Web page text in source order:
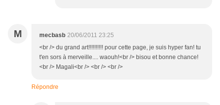
M mecbasb 20/06/2011 23:25
<br /> du grand art!!!!!!!!!! pour cette page, je suis hyper fan! tu
t'en sors à merveille.... waouh!<br /> bisou et bonne chance!
<br /> Magali<br /> <br /> <br />
Répondre